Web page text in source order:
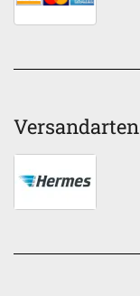
Versandarten